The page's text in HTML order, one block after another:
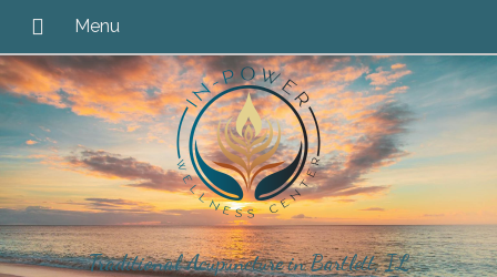
Traditional Acupuncture in Bartlett, IL